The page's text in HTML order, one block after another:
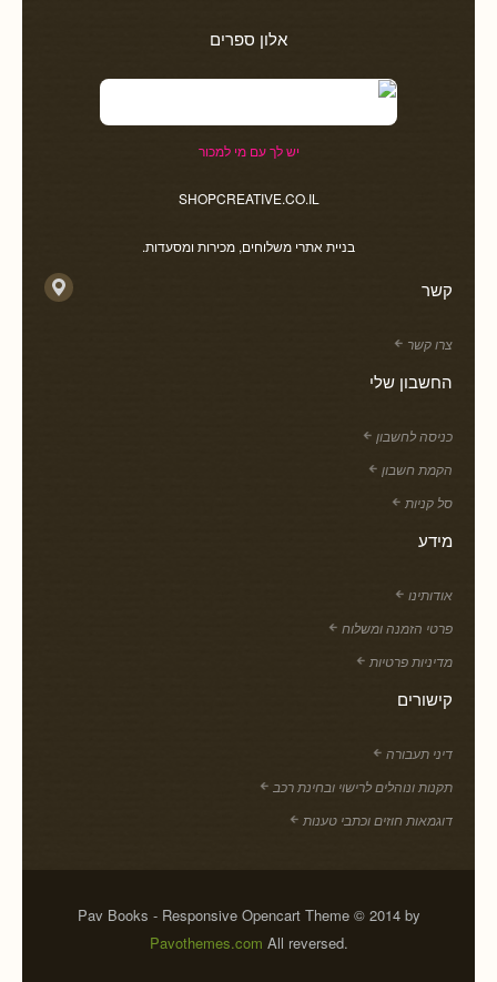
אלון ספרים
יש לך עם מי למכור
SHOPCREATIVE.CO.IL
בניית אתרי משלוחים, מכירות ומסעדות.
קשר
צרו קשר
החשבון שלי
כניסה לחשבון
הקמת חשבון
סל קניות
מידע
אודותינו
פרטי הזמנה ומשלוח
מדיניות פרטיות
קישורים
דיני תעבורה
תקנות ונוהלים לרישוי ובחינת רכב
דוגמאות חוזים וכתבי טענות
Pav Books - Responsive Opencart Theme © 2014 by
Pavothemes.com All reversed.